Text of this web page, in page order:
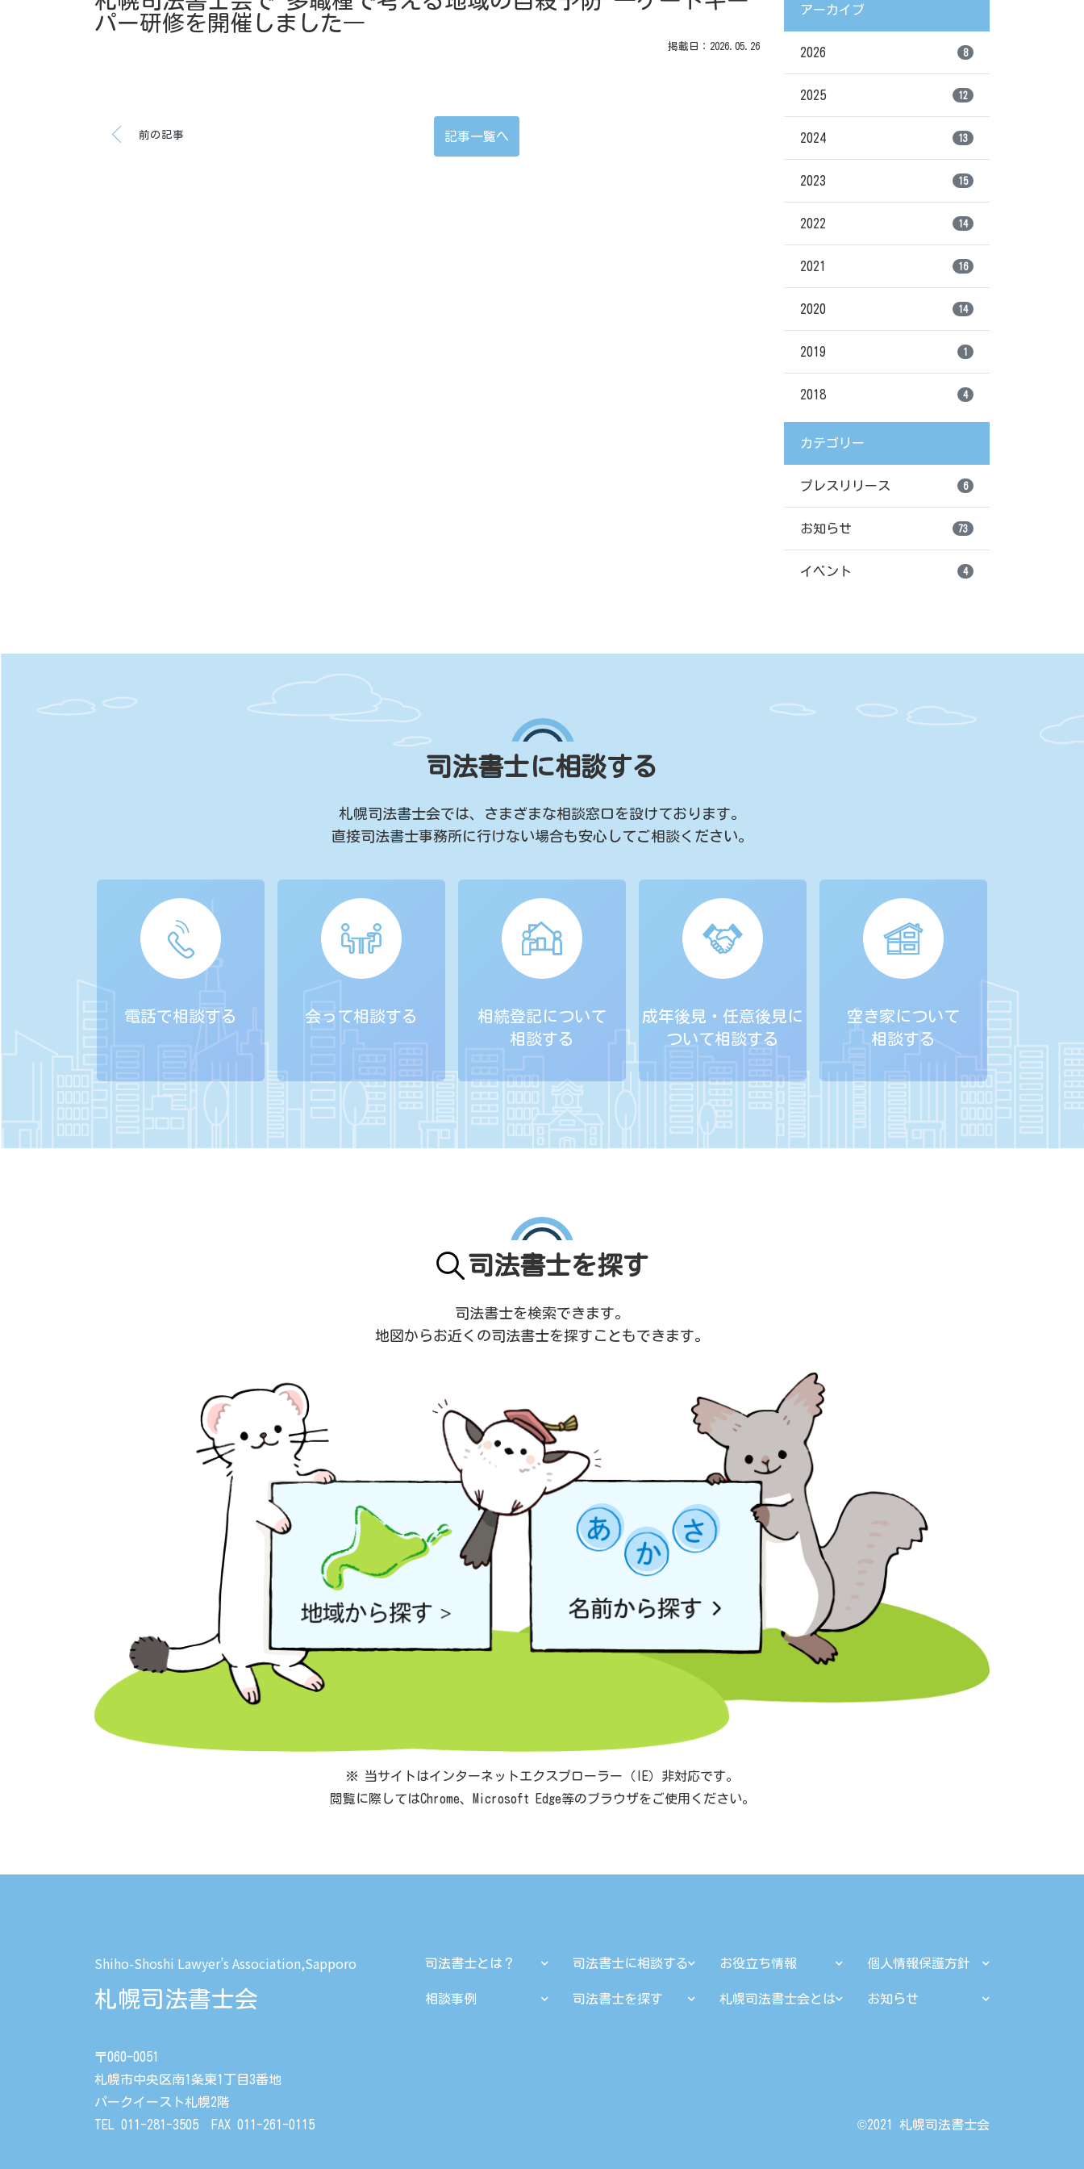
パー研修を開催しました―
掲載日：2026.05.26
前の記事 記事一覧へ
アーカイブ
2026 8
2025 12
2024 13
2023 15
2022 14
2021 16
2020 14
2019 1
2018 4
カテゴリー
プレスリリース 6
お知らせ 73
イベント 4
司法書士に相談する
札幌司法書士会では、
さまざまな相談窓口を設けております。
直接司法書士事務所に行けない場合も安心してご相談ください。
電話で相談する 会って相談する
相続登記について
相談する
成年後見・任意後見に
ついて相談する
空き家について
相談する
司法書士を探す
司法書士を検索できます。
地図からお近くの司法書士を探すこともできます。
※ 当サイトはインターネットエクスプローラー（IE）非対応です。
閲覧に際してはChrome、Microsoft Edge等のブラウザをご使用ください。
Shiho-Shoshi Lawyer’s Association,Sapporo
札幌司法書士会
〒060-0051
札幌市中央区南1条東1丁目3番地
パークイースト札幌2階
TEL 011-281-3505 FAX 011-261-0115
司法書士とは？ 司法書士に相談する お役立ち情報 個人情報保護方針
相談事例 司法書士を探す 札幌司法書士会とは お知らせ
©︎2021 札幌司法書士会